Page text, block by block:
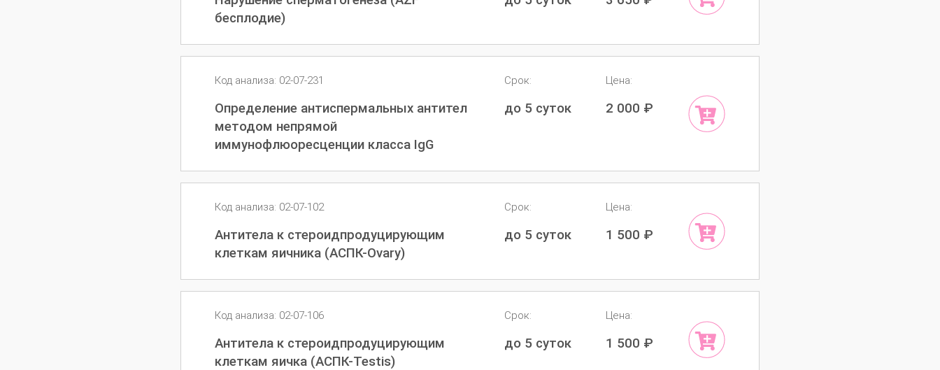
бесплодие)
Код анализа: 02-07-231
Определение антиспермальных антител
методом непрямой
иммунофлюоресценции класса IgG
Срок:
до 5 суток
Цена:
2 000 ₽
Код анализа: 02-07-102
Антитела к стероидпродуцирующим
клеткам яичника (АСПК-Ovary)
Срок:
до 5 суток
Цена:
1 500 ₽
Код анализа: 02-07-106
Антитела к стероидпродуцирующим
клеткам яичка (АСПК-Testis)
Срок:
до 5 суток
Цена:
1 500 ₽